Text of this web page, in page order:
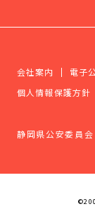
会社案内 電子
個人情報保護方針
静岡県公安委員